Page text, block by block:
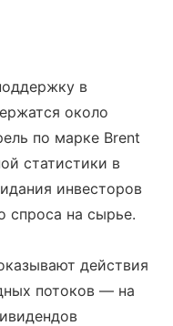
в
около
по марке Brent
статистики в
инвесторов
спроса на сырье.
действия
потоков — на